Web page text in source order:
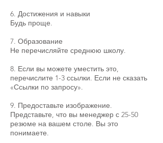
6. Достижения и навыки
Будь проще.
7. Образование
Не перечисляйте среднюю школу.
8. Если вы можете уместить это,
перечислите 1-3 ссылки. Если не сказать
«Ссылки по запросу».
9. Предоставьте изображение.
Представьте, что вы менеджер с 25-50
резюме на вашем столе. Вы это
понимаете.